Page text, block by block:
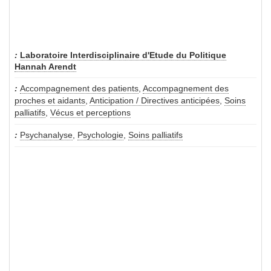
Laboratoire Interdisciplinaire d'Etude du Politique
Hannah Arendt
Accompagnement des patients, Accompagnement des
proches et aidants, Anticipation / Directives anticipées, Soins
palliatifs, Vécus et perceptions
Psychanalyse, Psychologie, Soins palliatifs